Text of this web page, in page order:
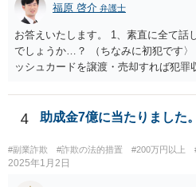
福原 啓介 弁護士
お答えいたします。 1、素直に全て話
でしょうか…？ （ちなみに初犯です
ッシュカードを譲渡・売却すれば犯
で、本当に銀行口座を売る行為が犯罪
た又は認識しうる状況で行ったもの
と思います。しかし、例えば、銀行
ことを知らずに売却譲渡した場合は、
ありますが、沈黙を守るという選択肢
4 助成金7億に当たりました
#副業詐欺 #詐欺の法的措置 #200万円以上
2025年1月2日